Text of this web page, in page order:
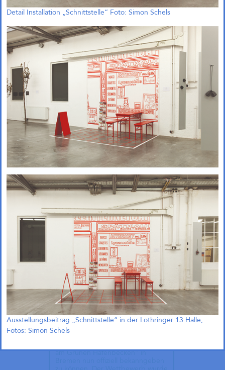
Zukunftsquartier Piek 17,
Bremen (1. Preis)
1. Preis und Beauftragung in
Bremen!
Gemeinsam mit Treibhaus
Landschaftsarchitekten freuen wir
uns, unseren 1. Preis im
Detail Installation „Schnittstelle“ Foto: Simon Schels
Ausstellungsbeitrag „Schnittstelle“ in der Lothringer 13 Halle,
Fotos: Simon Schels